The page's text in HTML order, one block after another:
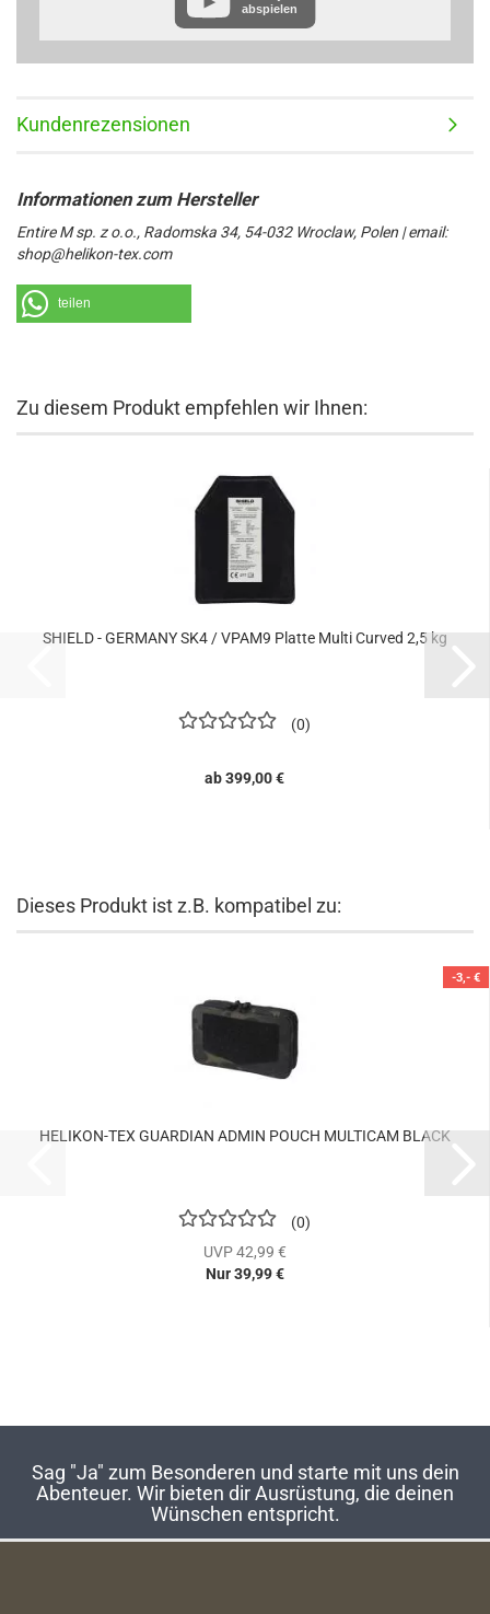
https://www.google.de/intl/de/policies/privacy/
abspielen
Kundenrezensionen
Entire M sp. z o.o., Radomska 34, 54-032 Wroclaw, Polen | email:
shop@helikon-tex.com
teilen
Zu diesem Produkt empfehlen wir Ihnen:
SHIELD - GERMANY SK4 / VPAM9 Platte Multi Curved 2,5 kg
0
ab 399,00 €
Dieses Produkt ist z.B. kompatibel zu:
-3,- €
HELIKON-TEX GUARDIAN ADMIN POUCH MULTICAM BLACK
0
UVP 42,99 €
Nur 39,99 €
Sag "Ja" zum Besonderen und starte mit uns dein
Abenteuer. Wir bieten dir Ausrüstung, die deinen
Wünschen entspricht.